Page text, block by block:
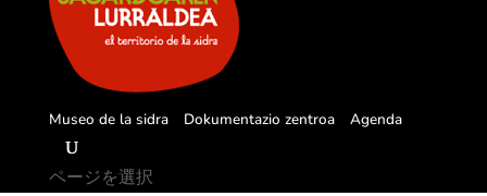
Museo de la sidra Dokumentazio zentroa Agenda
ページを選択